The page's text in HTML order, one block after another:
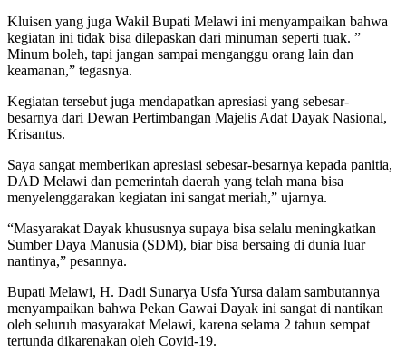
Kluisen yang juga Wakil Bupati Melawi ini menyampaikan bahwa
kegiatan ini tidak bisa dilepaskan dari minuman seperti tuak. ”
Minum boleh, tapi jangan sampai menganggu orang lain dan
keamanan,” tegasnya.
Kegiatan tersebut juga mendapatkan apresiasi yang sebesar-
besarnya dari Dewan Pertimbangan Majelis Adat Dayak Nasional,
Krisantus.
Saya sangat memberikan apresiasi sebesar-besarnya kepada panitia,
DAD Melawi dan pemerintah daerah yang telah mana bisa
menyelenggarakan kegiatan ini sangat meriah,” ujarnya.
“Masyarakat Dayak khususnya supaya bisa selalu meningkatkan
Sumber Daya Manusia (SDM), biar bisa bersaing di dunia luar
nantinya,” pesannya.
Bupati Melawi, H. Dadi Sunarya Usfa Yursa dalam sambutannya
menyampaikan bahwa Pekan Gawai Dayak ini sangat di nantikan
oleh seluruh masyarakat Melawi, karena selama 2 tahun sempat
tertunda dikarenakan oleh Covid-19.